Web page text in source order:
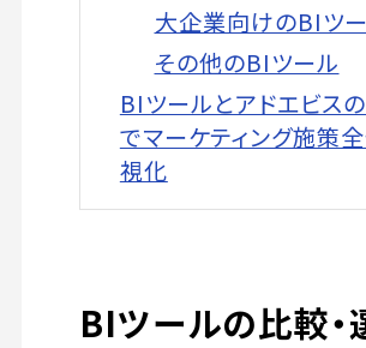
大企業向けのBIツ
その他のBIツール
BIツールとアドエビス
でマーケティング施策
視化
BIツールの比較・